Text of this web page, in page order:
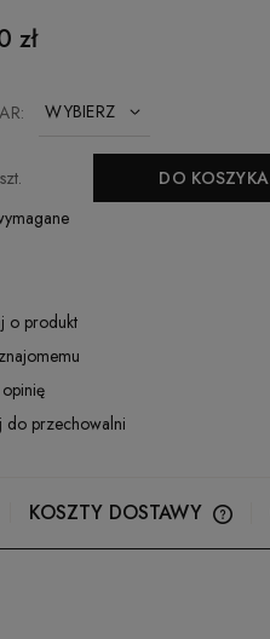
PŁATNOŚCI
zł
szt.
DO KOSZYKA
o produkt
do przechowalni
KOSZTY DOSTAWY